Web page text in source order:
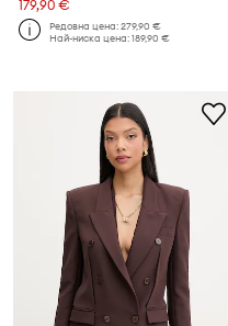
179,90 €
Редовна цена:279,90 €
Най-ниска цена:189,90 €